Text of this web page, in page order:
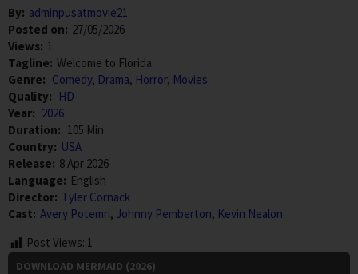
By: adminpusatmovie21
Posted on: 27/05/2026
Views: 1
Tagline: Welcome to Florida.
Genre: Comedy, Drama, Horror, Movies
Quality: HD
Year: 2026
Duration: 105 Min
Country: USA
Release: 8 Apr 2026
Language: English
Director: Tyler Cornack
Cast: Avery Potemri, Johnny Pemberton, Kevin Nealon
Post Views: 1
DOWNLOAD MERMAID (2026)